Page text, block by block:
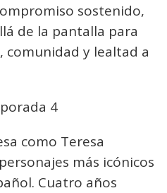
sostenido,
de la pantalla para
comunidad y lealtad a
4
como Teresa
más icónicos
Cuatro años